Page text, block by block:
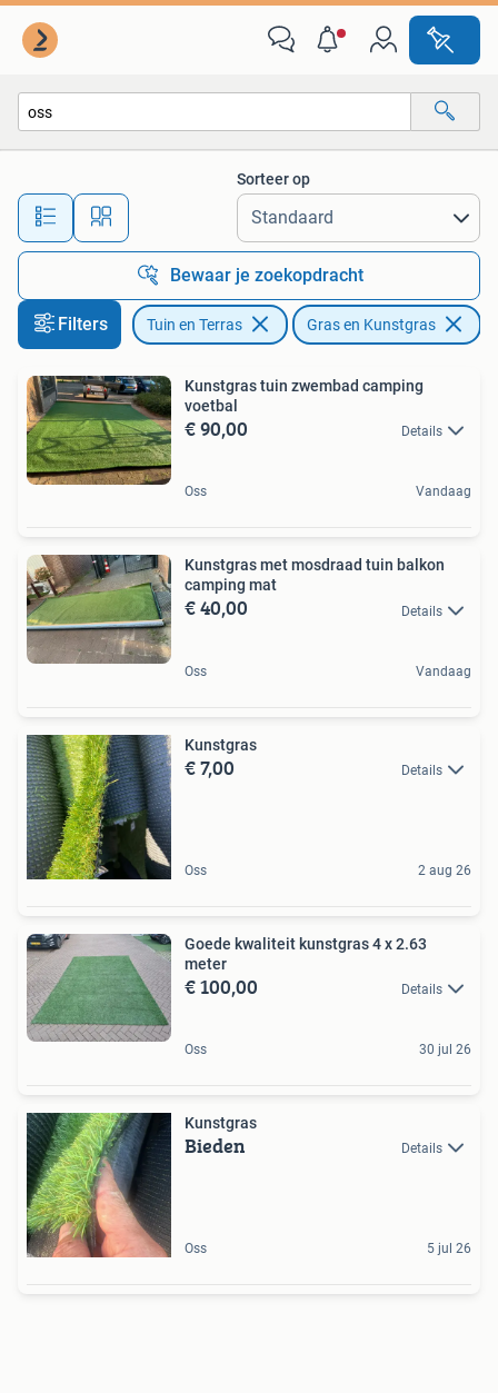
Alle afstanden…
Sorteer op
Bewaar je zoekopdracht
Filters Tuin en Terras Gras en Kunstgras
Kunstgras tuin zwembad camping
voetbal
€ 90,00 Details
Oss Vandaag
Kunstgras met mosdraad tuin balkon
camping mat
€ 40,00 Details
Oss Vandaag
Kunstgras
€ 7,00 Details
Oss 2 aug 26
Goede kwaliteit kunstgras 4 x 2.63
meter
€ 100,00 Details
Oss 30 jul 26
Kunstgras
Bieden Details
Oss 5 jul 26